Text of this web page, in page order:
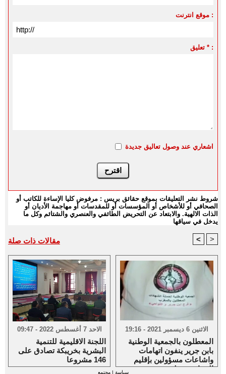
موقع انترنت :
تعليق * :
اشعاري عند وصول تعاليق جديدة
شروط نشر التعليقات بموقع حقائق بريس : مرفوض كليا الإساءة للكاتب أو
الصحافي أو للأشخاص أو المؤسسات أو للمقدسات أو مهاجمة الأديان أو
الذات الالهية. والابتعاد عن التحريض الطائفي والعنصري والشتائم وكل ما
يدخل في سياقها
مقالات ذات صلة < >
الاحد 7 أغسطس 2022 - 09:47
اللجنة الاقليمية للتنمية
البشرية بخريبكة تصادق على
146 مشروعا
الاثنين 6 ديسمبر 2021 - 19:16
المعطلون بالجمعية الوطنية
بابن جرير ينفون اتهامات
واشاعات مسؤولين بإقليم
الرحامنة حولهم
سياسة |مجتمع